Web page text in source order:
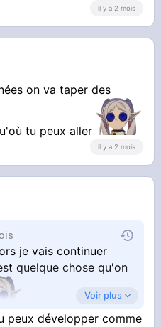
il y a 2 mois
on va taper des
tu peux aller
il y a 2 mois
je vais continuer
quelque chose qu'on
Voir plus
peux développer comme